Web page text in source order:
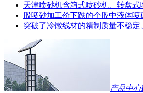
天津喷砂机含箱式喷砂机、转盘
股喷砂加工价下跌的个股中液体喷
突破了冷镦线材的精制质量不稳
产品中心